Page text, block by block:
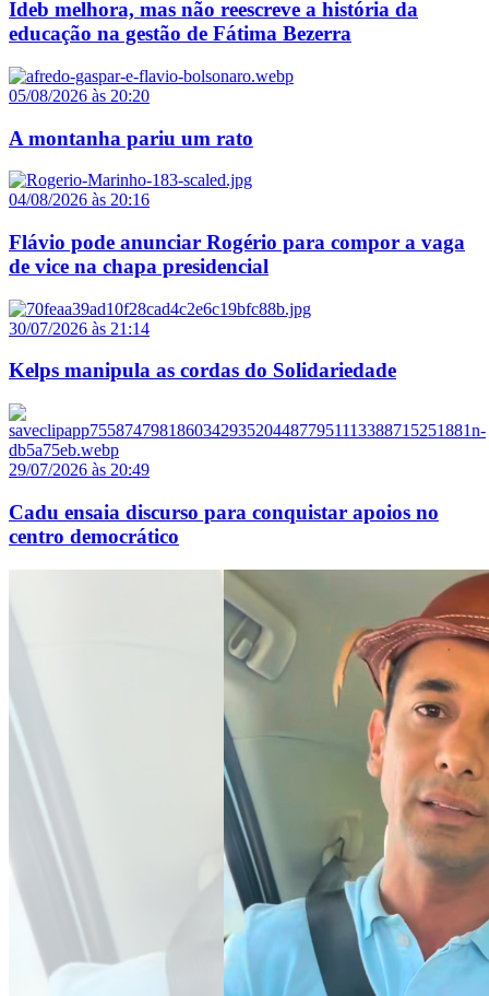
Ideb melhora, mas não reescreve a história da
educação na gestão de Fátima Bezerra
05/08/2026 às 20:20
A montanha pariu um rato
04/08/2026 às 20:16
Flávio pode anunciar Rogério para compor a vaga
de vice na chapa presidencial
30/07/2026 às 21:14
Kelps manipula as cordas do Solidariedade
29/07/2026 às 20:49
Cadu ensaia discurso para conquistar apoios no
centro democrático